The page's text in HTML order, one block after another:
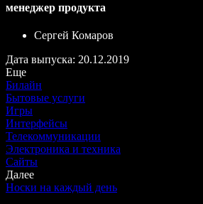
менеджер продукта
Сергей Комаров
Дата выпуска: 20.12.2019
Еще
Билайн
Бытовые услуги
Игры
Интерфейсы
Телекоммуникации
Электроника и техника
Сайты
Далее
Носки на каждый день